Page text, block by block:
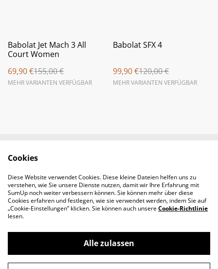
%
Babolat Jet Mach 3 All
Court Women
69,90 €155,00 €
MEHR VARIANTEN VERFÜGBAR
%
Babolat SFX 4
99,90 €120,00 €
MEHR VARIANTEN VERFÜGBAR
Legal Terms
Privacy Policy
Cookie Policy
©2026Padel-Tennisshop
Cookies
Diese Website verwendet Cookies. Diese kleine Dateien helfen uns zu
verstehen, wie Sie unsere Dienste nutzen, damit wir Ihre Erfahrung mit
SumUp noch weiter verbessern können. Sie können mehr über diese
Cookies erfahren und festlegen, wie sie verwendet werden, indem Sie auf
„Cookie-Einstellungen” klicken. Sie können auch unsereCookie-Richtlinie
lesen.
Alle zulassen